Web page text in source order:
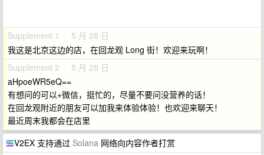
Supplement 1 · 5 月 28 日
我这是北京这边的店，在回龙观 Long 街！欢迎来玩啊！
Supplement 2 · 5 月 28 日
aHpoeWR5eQ==
有想问的可以+微信，挺忙的，尽量不要问没营养的话！
在回龙观附近的朋友可以加我来体验体验！也欢迎来聊天！
最近周末我都会在店里
V2EX 支持通过 Solana 网络向内容作者打赏